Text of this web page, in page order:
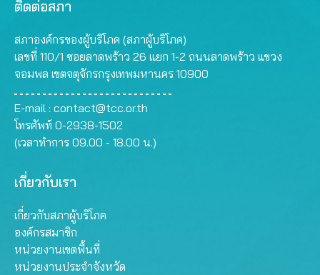
ติดต่อสภา
สภาองค์กรของผู้บริโภค (สภาผู้บริโภค)
เลขที่ 110/1 ซอยลาดพร้าว 26 แยก 1-2 ถนนลาดพร้าว แขวง
จอมพล เขตจตุจักรกรุงเทพมหานคร 10900
E-mail : contact@tcc.or.th
โทรศัพท์ 0-2938-1502
(เวลาทำการ 09.00 - 18.00 น.)
เกี่ยวกับเรา
เกี่ยวกับสภาผู้บริโภค
องค์กรสมาชิก
หน่วยงานเขตพื้นที่
หน่วยงานประจำจังหวัด